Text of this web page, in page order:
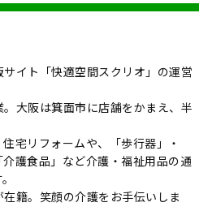
イト「快適空間スクリオ」の運営
大阪は箕面市に店舗をかまえ、半
宅リフォームや、「歩行器」・
介護食品」など介護・福祉用品の通
籍。笑顔の介護をお手伝いしま